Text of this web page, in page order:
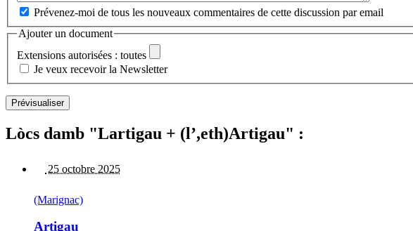
Prévenez-moi de tous les nouveaux commentaires de cette discussion par email
Ajouter un document
Extensions autorisées : toutes
Je veux recevoir la Newsletter
Lòcs damb "Lartigau + (l’,eth)Artigau" :
25 octobre 2025
(Marignac)
Artigau